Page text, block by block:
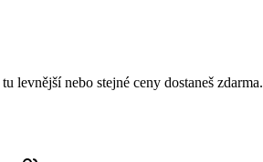
levnější nebo stejné ceny dostaneš zdarma.